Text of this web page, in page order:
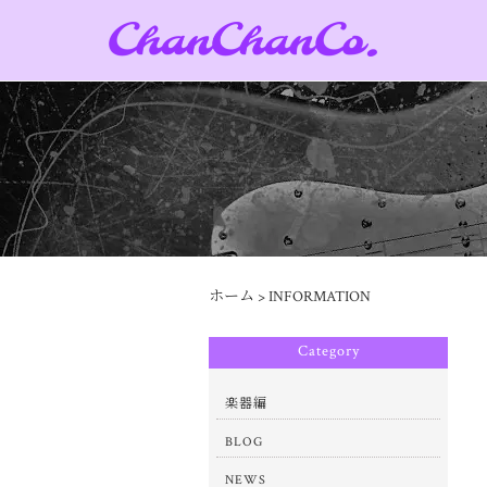
ホーム >INFORMATION
Category
楽器編
BLOG
NEWS